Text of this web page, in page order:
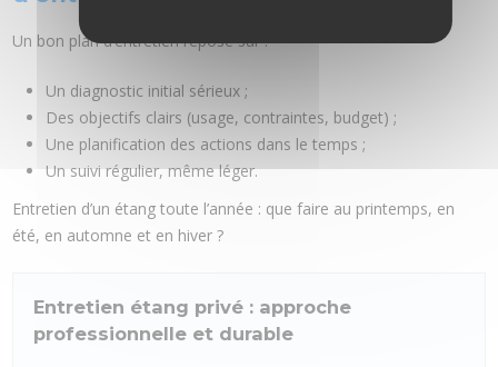
Un bon plan d’entretien repose sur :
Un diagnostic initial sérieux ;
Des objectifs clairs (usage, contraintes, budget) ;
Une planification des actions dans le temps ;
Un suivi régulier, même léger.
Entretien d’un étang toute l’année : que faire au printemps, en
été, en automne et en hiver ?
Entretien étang privé : approche
professionnelle et durable